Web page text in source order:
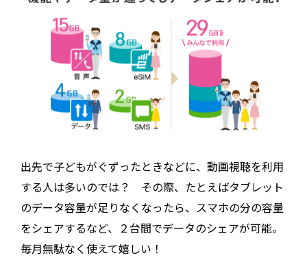
出先で子どもがぐずったときなどに、動画視聴を利用
する人は多いのでは？ その際、たとえばタブレット
のデータ容量が足りなくなったら、スマホの分の容量
をシェアするなど、２台間でデータのシェアが可能。
毎月無駄なく使えて嬉しい！